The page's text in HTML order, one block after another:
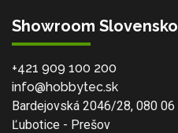
Showroom Slovensko
+421 909 100 200
info@hobbytec.sk
Bardejovská 2046/28, 080 06
Ľubotice - Prešov